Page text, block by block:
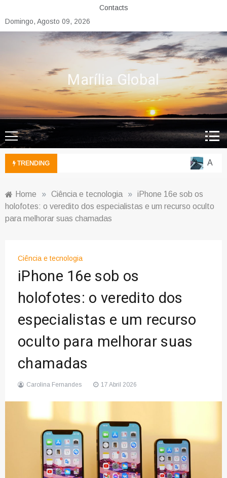
to
content
Contacts
Domingo, Agosto 09, 2026
Marília Global
TRENDING A
Home » Ciência e tecnologia » iPhone 16e sob os
holofotes: o veredito dos especialistas e um recurso oculto
para melhorar suas chamadas
Ciência e tecnologia
iPhone 16e sob os
holofotes: o veredito dos
especialistas e um recurso
oculto para melhorar suas
chamadas
Carolina Fernandes 17 Abril 2026